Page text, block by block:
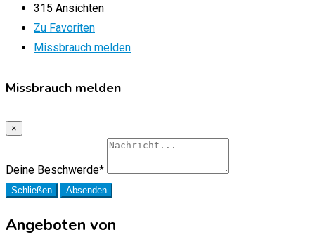
315 Ansichten
Zu Favoriten
Missbrauch melden
Missbrauch melden
×
Deine Beschwerde*
Schließen Absenden
Angeboten von